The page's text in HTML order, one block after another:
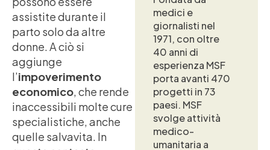
assistite durante il
parto solo da altre
donne. A ciò si
aggiunge
l’impoverimento
economico, che rende
inaccessibili molte cure
specialistiche, anche
quelle salvavita. In
medici e
giornalisti nel
1971, con oltre
40 anni di
esperienza MSF
porta avanti 470
progetti in 73
paesi. MSF
svolge attività
medico-
umanitaria a